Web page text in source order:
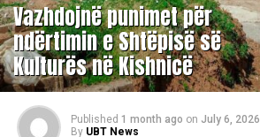
Vazhdojnë punimet për
ndërtimin e Shtëpisë së
Kulturës në Kishnicë
Published 1 month ago on July 6, 2026
By UBT News